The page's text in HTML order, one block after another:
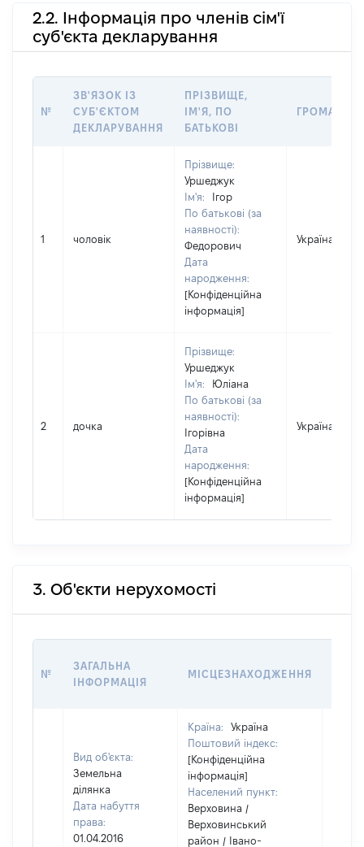
2.2. Інформація про членів сім'ї
суб'єкта декларування
№
ЗВ'ЯЗОК ІЗ
СУБ'ЄКТОМ
ДЕКЛАРУВАННЯ
ПРІЗВИЩЕ,
ІМ'Я, ПО
БАТЬКОВІ
1 чоловік
Прізвище:
Уршеджук
Ім'я:
Ігор
По батькові (за
наявності):
Федорович
Дата
народження:
[Конфіденційна
інформація]
Україна
2 дочка
Прізвище:
Уршеджук
Ім'я:
Юліана
По батькові (за
наявності):
Ігорівна
Дата
народження:
[Конфіденційна
інформація]
Україна
3. Об'єкти нерухомості
№
ЗАГАЛЬНА
ІНФОРМАЦІЯ
МІСЦЕЗНАХОДЖЕННЯ
Вид об'єкта:
Земельна
ділянка
Дата набуття
права:
01.04.2016
Країна:
Україна
Поштовий індекс:
[Конфіденційна
інформація]
Населений пункт:
Верховина /
Верховинський
район / Івано-